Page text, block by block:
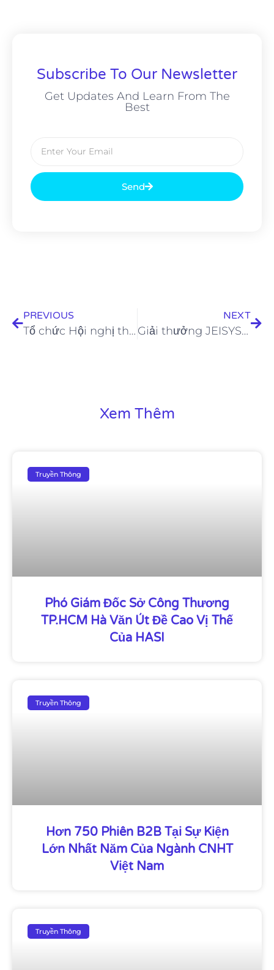
Subscribe To Our Newsletter
Get Updates And Learn From The
Best
Send
PREVIOUS
Tổ chức Hội nghị thượng đỉnh KOLS Việt Nam 2022 nhằm giới thiệu MXH DITOK
NEXT
Giải thưởng JEISYS AWARD 2022 vinh danh Hệ thống thẩm mỹ Đông Á
Xem Thêm
Truyền Thông
Phó Giám Đốc Sở Công Thương
TP.HCM Hà Văn Út Đề Cao Vị Thế
Của HASI
Truyền Thông
Hơn 750 Phiên B2B Tại Sự Kiện
Lớn Nhất Năm Của Ngành CNHT
Việt Nam
Truyền Thông